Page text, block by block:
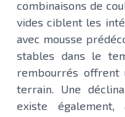
combinaisons de
vides ciblent les
avec mousse
stables dans le
rembourrés offrent
terrain. Une
existe